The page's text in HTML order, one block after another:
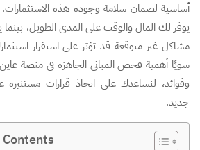
أساسية لضمان سلامة وجودة هذه
يوفر لك المال والوقت على المدى الطويل،
مشاكل غير متوقعة قد تؤثر على استقرار
سويًا أهمية فحص المباني الجاهزة في منصة
وفوائد، لنساعدك على اتخاذ قرارات مستنيرة
جديد.